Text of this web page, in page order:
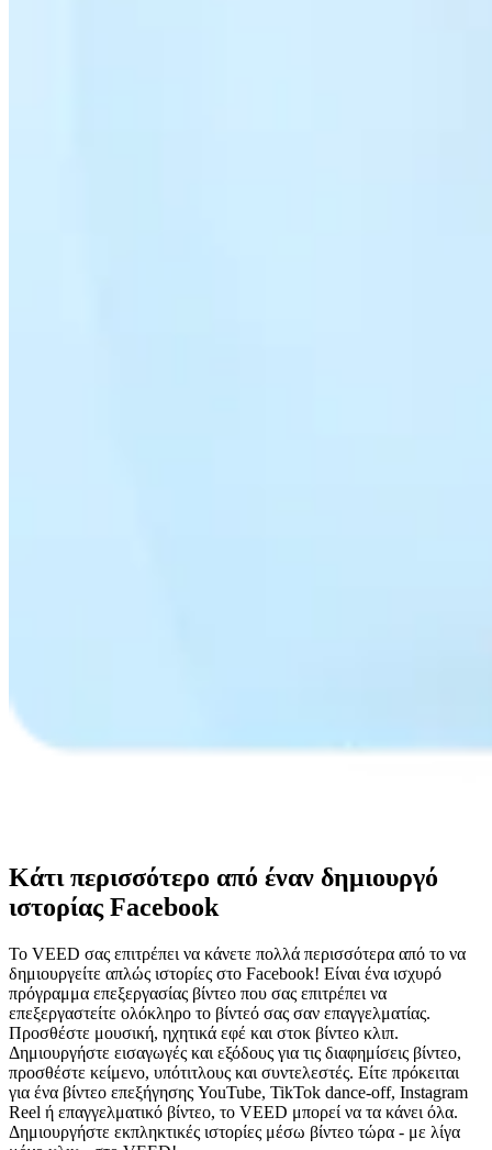
Κάτι περισσότερο από έναν δημιουργό
ιστορίας Facebook
Το VEED σας επιτρέπει να κάνετε πολλά περισσότερα από το να
δημιουργείτε απλώς ιστορίες στο Facebook! Είναι ένα ισχυρό
πρόγραμμα επεξεργασίας βίντεο που σας επιτρέπει να
επεξεργαστείτε ολόκληρο το βίντεό σας σαν επαγγελματίας.
Προσθέστε μουσική, ηχητικά εφέ και στοκ βίντεο κλιπ.
Δημιουργήστε εισαγωγές και εξόδους για τις διαφημίσεις βίντεο,
προσθέστε κείμενο, υπότιτλους και συντελεστές. Είτε πρόκειται
για ένα βίντεο επεξήγησης YouTube, TikTok dance-off, Instagram
Reel ή επαγγελματικό βίντεο, το VEED μπορεί να τα κάνει όλα.
Δημιουργήστε εκπληκτικές ιστορίες μέσω βίντεο τώρα - με λίγα